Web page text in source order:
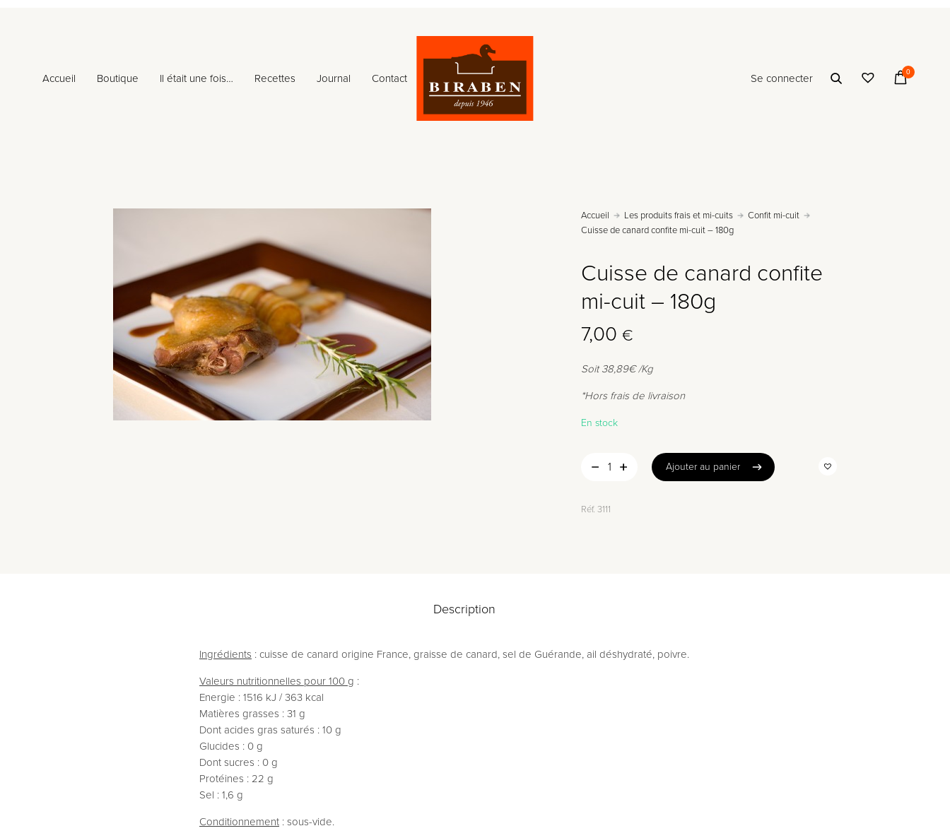
Se connecter
0
Accueil Boutique Il était une fois… Recettes Journal Contact
Accueil Les produits frais et mi-cuits
Confit mi-cuit
Cuisse de canard confite mi-cuit – 180g
Cuisse de canard confite
mi-cuit – 180g
7,00€
Soit 38,89€ /Kg
*Hors frais de livraison
En stock
Ajouter au panier
Ajouter au panier
Réf.3111
Description
Ingrédients : cuisse de canard origine France, graisse de canard, sel de Guérande, ail déshydraté, poivre.
Valeurs nutritionnelles pour 100 g :
Energie : 1516 kJ / 363 kcal
Matières grasses : 31 g
Dont acides gras saturés : 10 g
Glucides : 0 g
Dont sucres : 0 g
Protéines : 22 g
Sel : 1,6 g
Conditionnement : sous-vide.